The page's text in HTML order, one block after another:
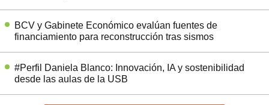
BCV y Gabinete Económico evalúan fuentes de
financiamiento para reconstrucción tras sismos
#Perfil Daniela Blanco: Innovación, IA y sostenibilidad
desde las aulas de la USB